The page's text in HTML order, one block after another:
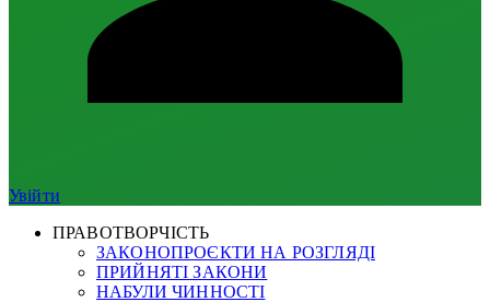
Увійти
ПРАВОТВОРЧІСТЬ
ЗАКОНОПРОЄКТИ НА РОЗГЛЯДІ
ПРИЙНЯТІ ЗАКОНИ
НАБУЛИ ЧИННОСТІ